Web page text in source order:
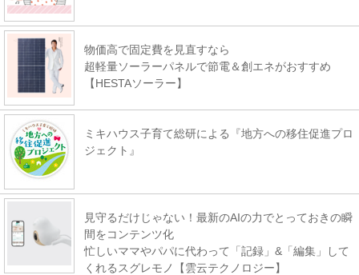
物価高で固定費を見直すなら
超軽量ソーラーパネルで節電＆創エネがおすすめ
【HESTAソーラー】
ミキハウス子育て総研による『地方への移住促進プロ
ジェクト』
見守るだけじゃない！最新のAIの力でとっておきの瞬
間をコンテンツ化
忙しいママやパパに代わって「記録」&「編集」して
くれるスグレモノ【雲云テクノロジー】